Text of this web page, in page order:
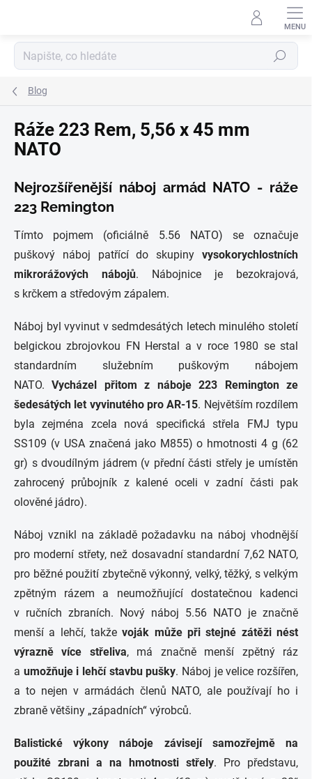
Hledat
Blog
Ráže 223 Rem, 5,56 x 45 mm
NATO
Nejrozšířenější náboj armád NATO - ráže
223 Remington
Tímto pojmem (oficiálně 5.56 NATO) se označuje
puškový náboj patřící do skupiny vysokorychlostních
mikrorážových nábojů. Nábojnice je bezokrajová,
s krčkem a středovým zápalem.
Náboj byl vyvinut v sedmdesátých letech minulého století
belgickou zbrojovkou FN Herstal a v roce 1980 se stal
standardním služebním puškovým nábojem
NATO.
Vycházel přitom z náboje 223 Remington ze
šedesátých let vyvinutého pro AR-15. Největším rozdílem
byla zejména zcela nová specifická střela FMJ typu
SS109 (v USA značená jako M855) o hmotnosti 4 g (62
gr) s dvoudílným jádrem (v přední části střely je umístěn
zahrocený průbojník z kalené oceli v zadní části pak
olověné jádro).
Náboj vznikl na základě požadavku na náboj vhodnější
pro moderní střety, než dosavadní standardní 7,62 NATO,
pro běžné použití zbytečně výkonný, velký, těžký, s velkým
zpětným rázem a neumožňující dostatečnou kadenci
v ručních zbraních. Nový náboj 5.56 NATO je značně
menší a lehčí, takže voják může při stejné zátěži nést
výrazně více střeliva, má značně menší zpětný ráz
a umožňuje i lehčí stavbu pušky. Náboj je velice rozšířen,
a to nejen v armádách členů NATO, ale používají ho i
zbraně většiny „západních“ výrobců.
Balistické výkony náboje závisejí samozřejmě na
použité zbrani a na hmotnosti střely. Pro představu,